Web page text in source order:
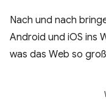
Nach und nach
Android und iOS ins
was das Web so